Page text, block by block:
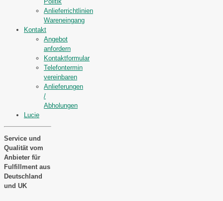
Anlieferrichtlinien
Wareneingang
Kontakt
Angebot
anfordern
Kontaktformular
Telefontermin
vereinbaren
Anlieferungen
/
Abholungen
Lucie
Service und
Qualität vom
Anbieter für
Fulfillment aus
Deutschland
und UK